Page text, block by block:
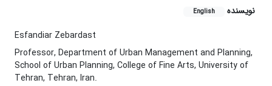
نویسنده English
Esfandiar Zebardast
Professor, Department of Urban Management and Planning,
School of Urban Planning, College of Fine Arts, University of
Tehran, Tehran, Iran.